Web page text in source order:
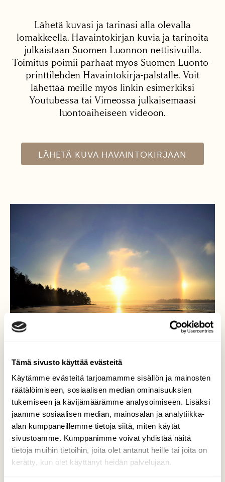
Tämä sivusto käyttää evästeitä
Käytämme evästeitä tarjoamamme sisällön ja mainosten
räätälöimiseen, sosiaalisen median ominaisuuksien
tukemiseen ja kävijämäärämme analysoimiseen. Lisäksi
jaamme sosiaalisen median, mainosalan ja analytiikka-
alan kumppaneillemme tietoja siitä, miten käytät
sivustoamme. Kumppanimme voivat yhdistää näitä
tietoja muihin tietoihin, joita olet antanut heille tai joita on
kerätty, kun olet käyttänyt heidän palvelujaan.
Lähetä kuvasi ja tarinasi alla olevalla
lomakkeella. Havaintokirjan kuvia ja tarinoita
julkaistaan Suomen Luonnon nettisivuilla.
Toimitus poimii parhaat myös Suomen Luonto -
printtilehden Havaintokirja-palstalle. Voit
lähettää meille myös linkin esimerkiksi
Youtubessa tai Vimeossa julkaisemaasi
luontoaiheiseen videoon.
LÄHETÄ KUVA HAVAINTOKIRJAAN
Halo Helsinki
Kuulas talvipäivä houkutteli paljon väkeä
Seurasaaren joulupoluille ja tapahtumiin.
Väenpaljoutta kavahtava kuvaaja löysi
kuitenkin rauhaisia rantoja, kirkkaat
aurinkopilarit hehkuivat sateenkaaren
väreissä ja aurinko häikäisi.